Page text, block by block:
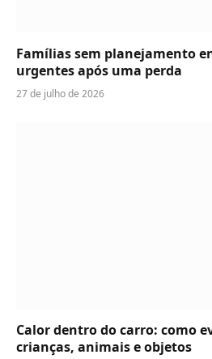
Famílias sem planejamento
urgentes após uma perda
27 de julho de 2026
Calor dentro do carro: como
crianças, animais e objetos